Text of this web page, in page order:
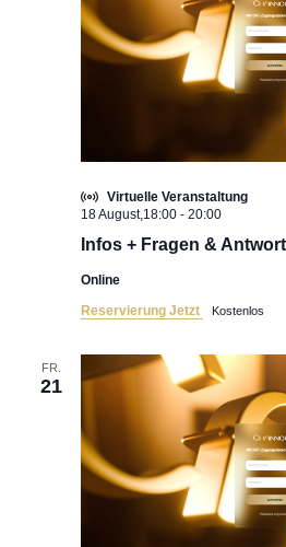
Infos + Fragen &
18 August,18:00- 20:00
Online
Virtuelle Veranstaltung
Reservierung Jetzt Kostenlos
FR.
21